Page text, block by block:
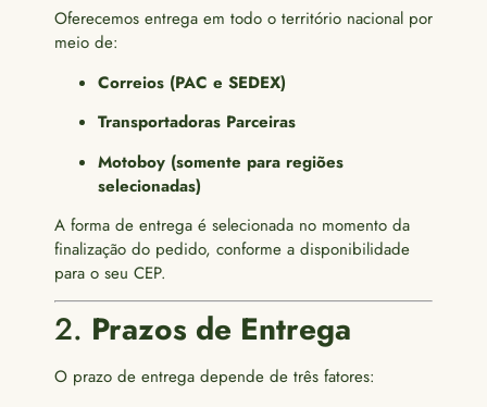
Oferecemos entrega em todo o território nacional por
meio de:
Correios (PAC e SEDEX)
Transportadoras Parceiras
Motoboy (somente para regiões
selecionadas)
A forma de entrega é selecionada no momento da
finalização do pedido, conforme a disponibilidade
para o seu CEP.
2. Prazos de Entrega
O prazo de entrega depende de três fatores: